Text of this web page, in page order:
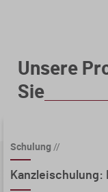
Alle
Unsere
Sie
Schulung //